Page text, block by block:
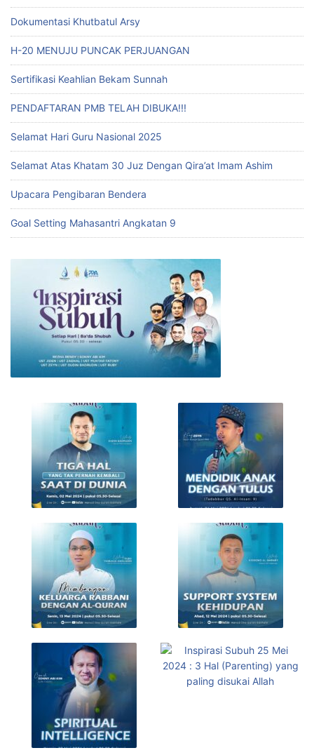
Dokumentasi Khutbatul Arsy
H-20 MENUJU PUNCAK PERJUANGAN
Sertifikasi Keahlian Bekam Sunnah
PENDAFTARAN PMB TELAH DIBUKA!!!
Selamat Hari Guru Nasional 2025
Selamat Atas Khatam 30 Juz Dengan Qira’at Imam Ashim
Upacara Pengibaran Bendera
Goal Setting Mahasantri Angkatan 9